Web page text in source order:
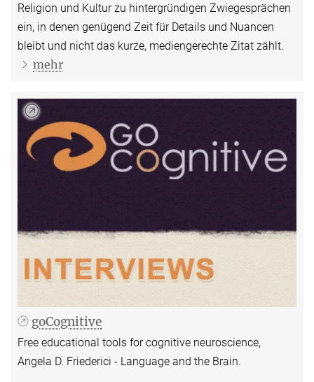
Religion und Kultur zu hintergründigen Zwie­gesprächen
ein, in denen genügend Zeit für Details und Nuancen
bleibt und nicht das kurze, mediengerechte Zitat zählt.
mehr
goCognitive
Free educational tools for cognitive neuroscience,
Angela D. Friederici - Language and the Brain.